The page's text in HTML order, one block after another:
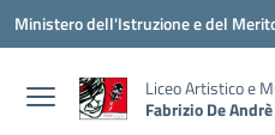
Vai ai contenuti
Vai al menu di navigazione
Vai al footer
Ministero dell'Istruzione e del
Liceo Artistico e
Fabrizio De Andrè